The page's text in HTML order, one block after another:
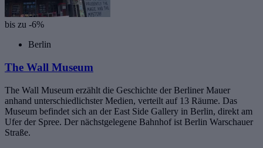
bis zu -6%
Berlin
The Wall Museum
The Wall Museum erzählt die Geschichte der Berliner Mauer
anhand unterschiedlichster Medien, verteilt auf 13 Räume. Das
Museum befindet sich an der East Side Gallery in Berlin, direkt am
Ufer der Spree. Der nächstgelegene Bahnhof ist Berlin Warschauer
Straße.